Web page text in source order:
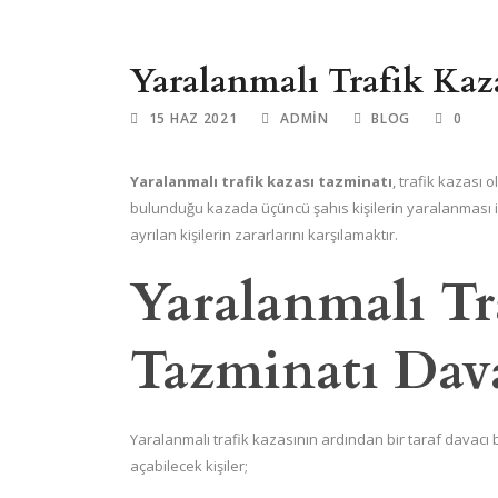
Yaralanmalı Trafik
15 HAZ 2021 ADMIN BLOG 0
Yaralanmalı trafik kazası tazminatı, trafik kazası
bulunduğu kazada üçüncü şahıs kişilerin
ayrılan kişilerin zararlarını karşılamaktır.
Yaralanmalı
Tazminatı
Yaralanmalı trafik kazasının ardından bir taraf
açabilecek kişiler;